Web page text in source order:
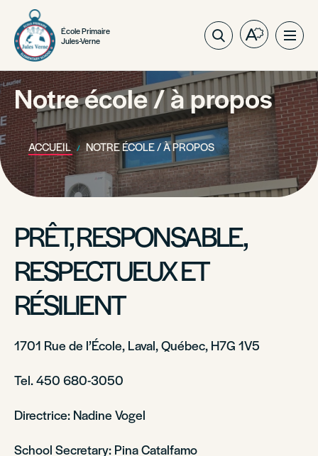
École Primaire
Jules-Verne
Ouvrez
barre
d'outilsdu
site
Notre école / à propos
ACCUEIL NOTRE ÉCOLE / À PROPOS
PRÊT, RESPONSABLE,
RESPECTUEUX ET
RÉSILIENT
1701 Rue de l’École, Laval, Québec, H7G 1V5
Tel. 450 680-3050
Directrice: Nadine Vogel
School Secretary: Pina Catalfamo